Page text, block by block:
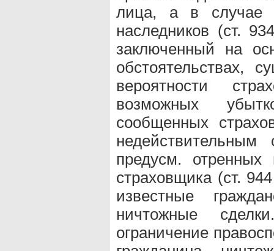
лица, а в случае
наследников (ст.
заключенный на
обстоятельствах,
вероятности
возможных
сообщенных
предусм.
страховщика (ст.
известные
ничтожные сделки.
ограничение